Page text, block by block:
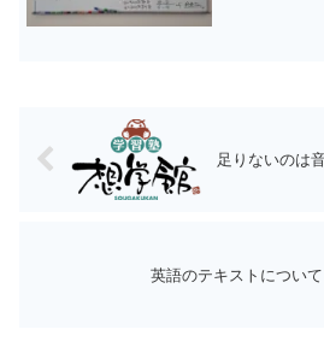
足りないのは
英語のテキストについて